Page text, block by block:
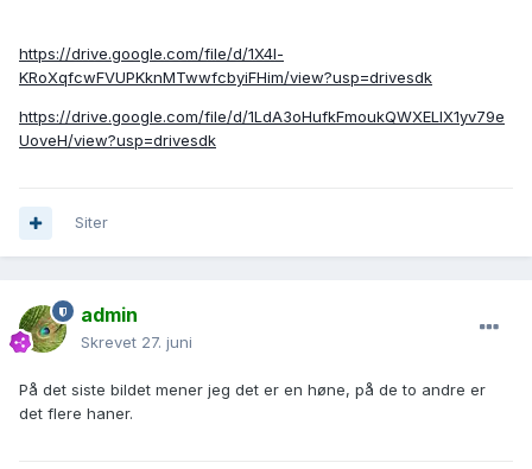
https://drive.google.com/file/d/1X4l-
KRoXqfcwFVUPKknMTwwfcbyiFHim/view?usp=drivesdk
https://drive.google.com/file/d/1LdA3oHufkFmoukQWXELIX1yv79e
UoveH/view?usp=drivesdk
Siter
admin
Skrevet 27. juni
På det siste bildet mener jeg det er en høne, på de to andre er
det flere haner.